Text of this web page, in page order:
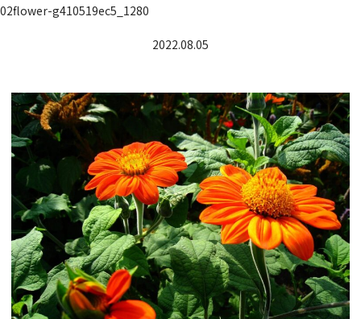
02flower-g410519ec5_1280
2022.08.05